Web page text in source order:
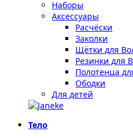
Наборы
Аксессуары
Расчёски
Заколки
Щётки для
Резинки для
Полотенца
Ободки
Для детей
Тело